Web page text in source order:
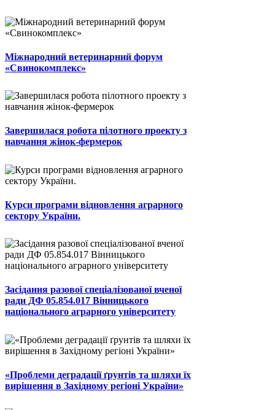
Міжнародний ветеринарний форум
«Свинокомплекс»
Завершилася робота пілотного проекту з
навчання жінок-фермерок
Курси програми відновлення аграрного
сектору України.
Засідання разової спеціалізованої вченої
ради ДФ 05.854.017 Вінницького
національного аграрного університету
«Проблеми деградації ґрунтів та шляхи їх
вирішення в Західному регіоні України»